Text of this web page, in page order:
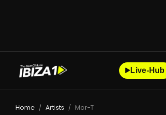
Live-Hub
Home / Artists / Mar-T